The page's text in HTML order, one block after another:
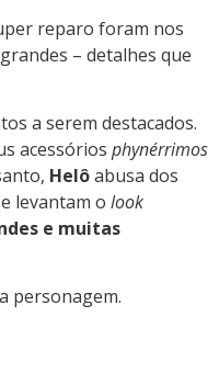
reparo foram nos
– detalhes que
a serem destacados.
acessórios phynérrimos
Helôabusa dos
levantam o look
e muitas
personagem.